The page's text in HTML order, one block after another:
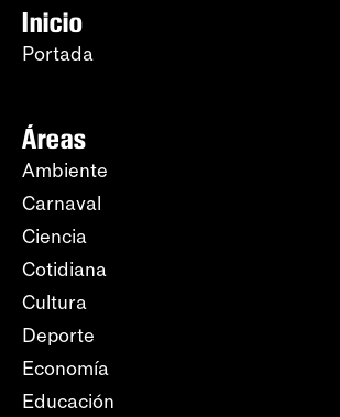
Inicio
Portada
Áreas
Ambiente
Carnaval
Ciencia
Cotidiana
Cultura
Deporte
Economía
Educación